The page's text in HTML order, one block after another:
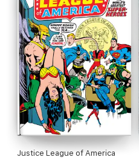
Justice League of America